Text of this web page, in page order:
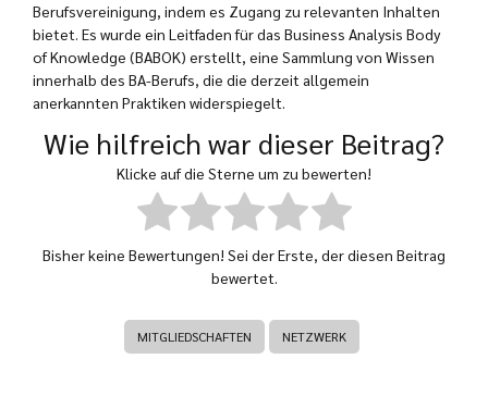
Berufsvereinigung, indem es Zugang zu relevanten Inhalten
bietet. Es wurde ein Leitfaden für das Business Analysis Body
of Knowledge (BABOK) erstellt, eine Sammlung von Wissen
innerhalb des BA-Berufs, die die derzeit allgemein
anerkannten Praktiken widerspiegelt.
Wie hilfreich war dieser Beitrag?
Klicke auf die Sterne um zu bewerten!
Bisher keine Bewertungen! Sei der Erste, der diesen Beitrag
bewertet.
MITGLIEDSCHAFTEN NETZWERK